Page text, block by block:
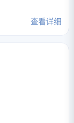
查看详细